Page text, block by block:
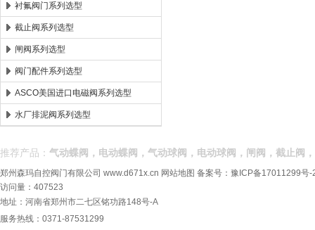
衬氟阀门系列选型
截止阀系列选型
闸阀系列选型
阀门配件系列选型
ASCO美国进口电磁阀系列选型
水厂排泥阀系列选型
推荐产品： 气动蝶阀，电动蝶阀，气动球阀，电动球阀，闸阀，截止阀
郑州森玛自控阀门有限公司 www.d671x.cn 网站地图 备案号： 豫ICP备17011299号-
访问量：407523
地址：河南省郑州市二七区铭功路148号-A
服务热线：0371-87531299